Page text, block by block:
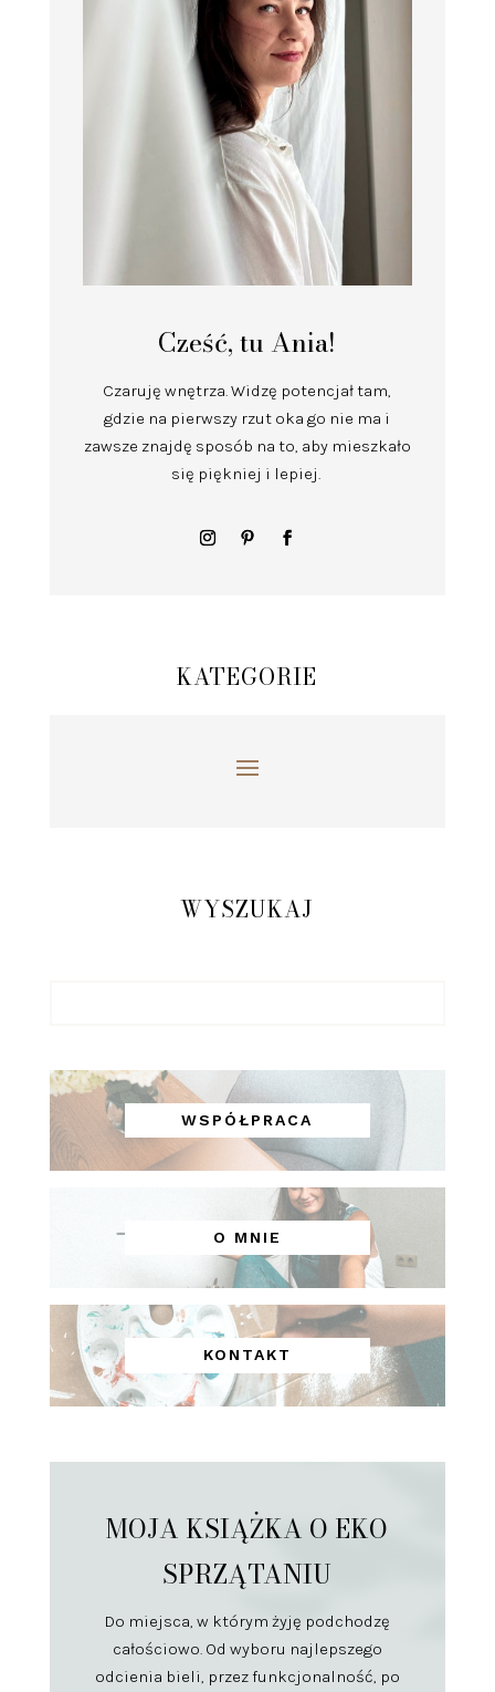
Cześć, tu Ania!
Czaruję wnętrza.Widzę potencjał tam,
gdzie na pierwszy rzut oka go nie ma i
zawsze znajdę sposób na to, aby mieszkało
się piękniej i lepiej.
KATEGORIE
WYSZUKAJ
WSPÓŁPRACA
O MNIE
KONTAKT
MOJA KSIĄŻKA O EKO
SPRZĄTANIU
Do miejsca, w którym żyję podchodzę
całościowo. Od wyboru najlepszego
odcienia bieli, przez funkcjonalność, po